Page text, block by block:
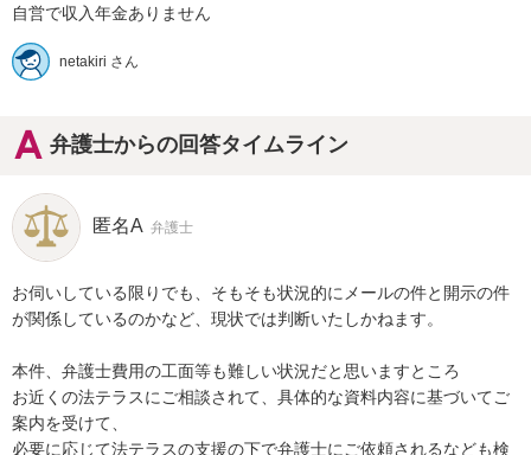
自営で収入年金ありません
netakiri さん
弁護士からの回答タイムライン
匿名A 弁護士
お伺いしている限りでも、そもそも状況的にメールの件と開示の件
が関係しているのかなど、現状では判断いたしかねます。
本件、弁護士費用の工面等も難しい状況だと思いますところ
お近くの法テラスにご相談されて、具体的な資料内容に基づいてご
案内を受けて、
必要に応じて法テラスの支援の下で弁護士にご依頼されるなども検